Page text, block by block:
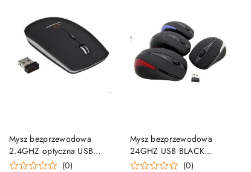
Mysz bezprzewodowa
2.4GHZ optyczna USB
SATURN czarna EM120K
(0)
DO KOSZYKA
Mysz bezprzewodowa
24GHZ USB BLACK
ANTARES ESPERANZA
(0)
DO KOSZYKA